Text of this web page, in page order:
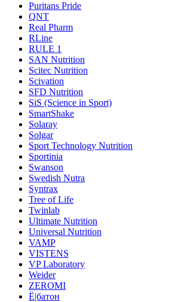
Puritans Pride
QNT
Real Pharm
RLine
RULE 1
SAN Nutrition
Scitec Nutrition
Scivation
SFD Nutrition
SiS (Science in Sport)
SmartShake
Solaray
Solgar
Sport Technology Nutrition
Sportinia
Swanson
Swedish Nutra
Syntrax
Tree of Life
Twinlab
Ultimate Nutrition
Universal Nutrition
VAMP
VISTENS
VP Laboratory
Weider
ZEROMI
Ё|батон